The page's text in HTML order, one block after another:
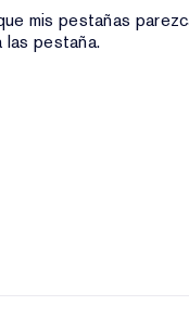
mis pestañas
las pestaña.